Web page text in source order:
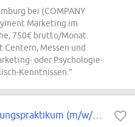
bei (COMPANY
Marketing im
750€ brutto/Monat.
Messen und
oder Psychologie-
Kenntnissen.”
Schulpraktikum / Orientierungspraktikum (m/w/d) in Hamburg